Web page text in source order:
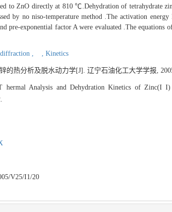
to ZnO directly at 810 ℃.Dehydration of tetrahydrate
by no niso-temperature method .The activation energy
pre-exponential factor A were evaluated .The equations
, Kinetics
热分析及脱水动力学[J]. 辽宁石油化工大学学报,
Analysis and Dehydration Kinetics of Zinc(I I)
V25/I1/20